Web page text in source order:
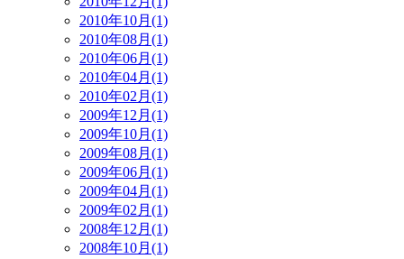
2010年10月(1)
2010年08月(1)
2010年06月(1)
2010年04月(1)
2010年02月(1)
2009年12月(1)
2009年10月(1)
2009年08月(1)
2009年06月(1)
2009年04月(1)
2009年02月(1)
2008年12月(1)
2008年10月(1)